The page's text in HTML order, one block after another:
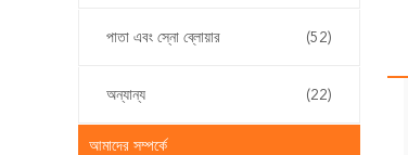
পাতা এবং স্নো ব্লোয়ার (52)
অন্যান্য (22)
আমাদের সম্পর্কে